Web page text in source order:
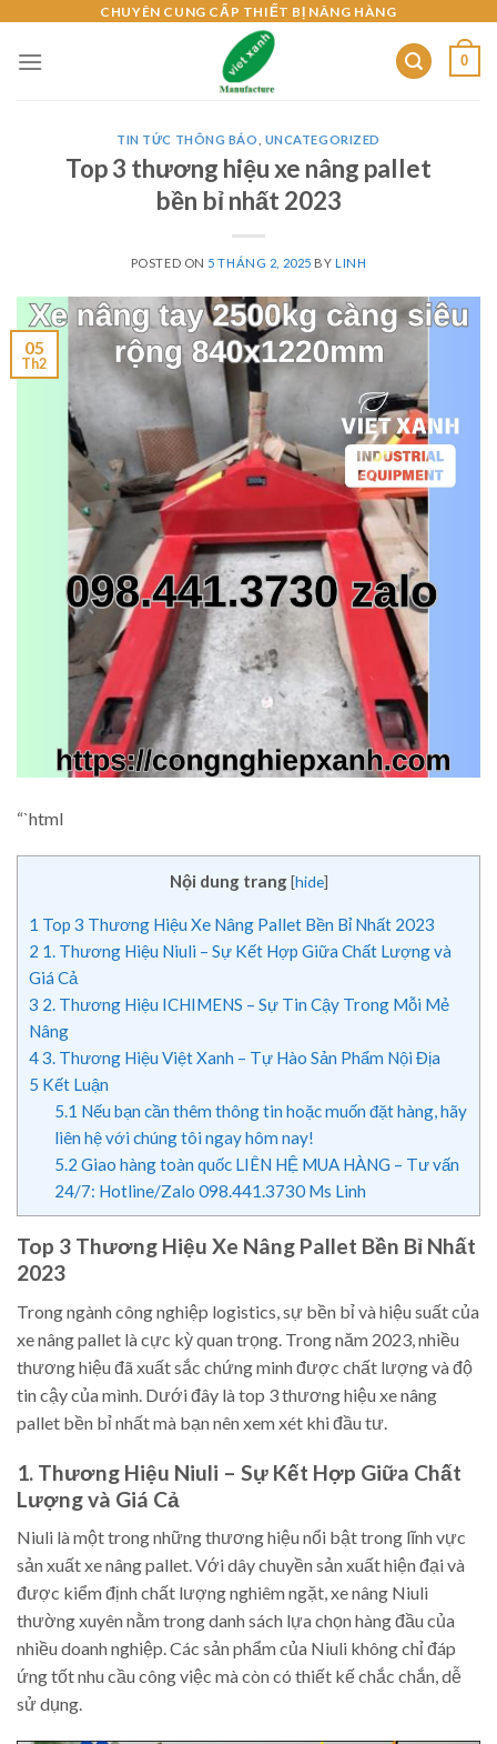
content
CHUYÊN CUNG CẤP THIẾT BỊ NÂNG HÀNG
0
TIN TỨC THÔNG BÁO UNCATEGORIZED
Top 3 thương hiệu xe nâng pallet
bền bỉ nhất 2023
POSTED ON 5 THÁNG 2, 2025 BY LINH
05
Th2
“`html
Nội dung trang [hide]
1 Top 3 Thương Hiệu Xe Nâng Pallet Bền Bỉ Nhất 2023
2 1. Thương Hiệu Niuli – Sự Kết Hợp Giữa Chất Lượng và
Giá Cả
3 2. Thương Hiệu ICHIMENS – Sự Tin Cậy Trong Mỗi Mẻ
Nâng
43. Thương Hiệu Việt Xanh – Tự Hào Sản Phẩm Nội Địa
5 Kết Luận
5.1 Nếu bạn cần thêm thông tin hoặc muốn đặt hàng, hãy
liên hệ với chúng tôi ngay hôm nay!
5.2 Giao hàng toàn quốc LIÊN HỆ MUA HÀNG – Tư vấn
24/7: Hotline/Zalo 098.441.3730 Ms Linh
Top 3 Thương Hiệu Xe Nâng Pallet Bền Bỉ Nhất
2023
Trong ngành công nghiệp logistics, sự bền bỉ và hiệu suất của
xe nâng pallet là cực kỳ quan trọng. Trong năm 2023, nhiều
thương hiệu đã xuất sắc chứng minh được chất lượng và độ
tin cậy của mình. Dưới đây là top 3 thương hiệu xe nâng
pallet bền bỉ nhất mà bạn nên xem xét khi đầu tư.
1. Thương Hiệu Niuli – Sự Kết Hợp Giữa Chất
Lượng và Giá Cả
Niuli là một trong những thương hiệu nổi bật trong lĩnh vực
sản xuất xe nâng pallet. Với dây chuyền sản xuất hiện đại và
được kiểm định chất lượng nghiêm ngặt, xe nâng Niuli
thường xuyên nằm trong danh sách lựa chọn hàng đầu của
nhiều doanh nghiệp. Các sản phẩm của Niuli không chỉ đáp
ứng tốt nhu cầu công việc mà còn có thiết kế chắc chắn, dễ
sử dụng.